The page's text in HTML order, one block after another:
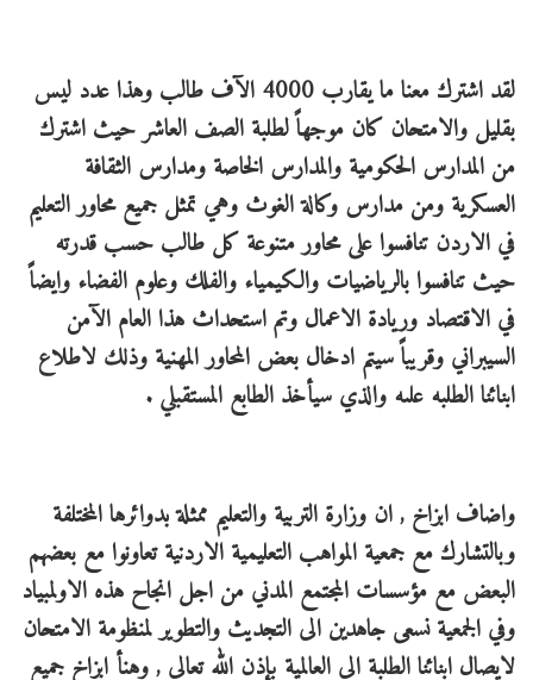
لقد اشترك معنا ما يقارب 4000 الآف طالب وهذا عدد ليس
بقليل والامتحان كان موجهاً لطلبة الصف العاشر حيث اشترك
من المدارس الحكومية والمدارس الخاصة ومدارس الثقافة
العسكرية ومن مدارس وكالة الغوث وهي تمثل جميع محاور التعليم
في الاردن تنافسوا على محاور متنوعة كل طالب حسب قدرته
حيث تنافسوا بالرياضيات والكيمياء والفلك وعلوم الفضاء وايضاً
في الاقتصاد وريادة الاعمال وتم استحداث هذا العام الآمن
السيبراني وقريباً سيتم ادخال بعض المحاور المهنية وذلك لاطلاع
ابنائنا الطلبه علىه والذي سيأخذ الطابع المستقبلي .
واضاف ابزاخ , ان وزارة التربية والتعليم ممثلة بدوائرها المختلفة
وبالتشارك مع جمعية المواهب التعليمية الاردنية تعاونوا مع بعضهم
البعض مع مؤسسات المجتمع المدني من اجل انجاح هذه الاولمبياد
وفي الجمعية نسعى جاهدين الى التجديث والتطوير لمنظومة الامتحان
لايصال ابنائنا الطلبة الى العالمية بإذن الله تعالى , وهنأ ابزاخ جميع